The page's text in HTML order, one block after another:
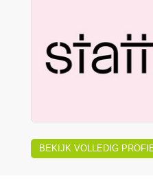
BEKIJK VOLLEDIG